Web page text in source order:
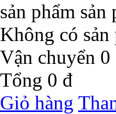
sản phẩm sản
Không có sản
Vận chuyển 0
Tổng 0 đ
Giỏ hàng